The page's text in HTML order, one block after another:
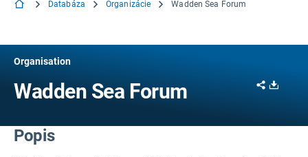
Databáza Organizácie Wadden Sea Forum
Organisation
Wadden Sea Forum Share
Popis